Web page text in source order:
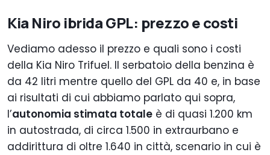
Kia Niro ibrida GPL: prezzo e costi
Vediamo adesso il prezzo e quali sono i costi
della Kia Niro Trifuel. Il serbatoio della benzina è
da 42 litri mentre quello del GPL da 40 e, in base
ai risultati di cui abbiamo parlato qui sopra,
l’autonomia stimata totale è di quasi 1.200 km
in autostrada, di circa 1.500 in extraurbano e
addirittura di oltre 1.640 in città, scenario in cui è